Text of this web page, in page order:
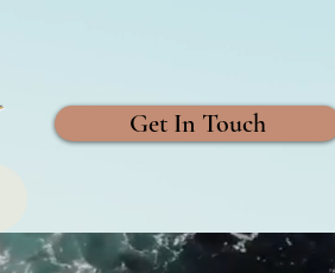
Get In Touch